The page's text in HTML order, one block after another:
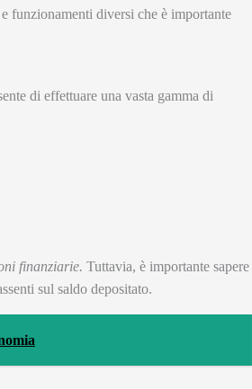
e funzionamenti diversi che è importante
di effettuare una vasta gamma di
finanziarie. Tuttavia, è importante sapere
sul saldo depositato.